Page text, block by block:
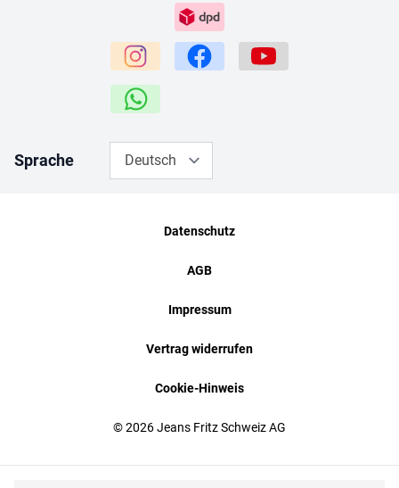
Sprache Deutsch
© 2026 Jeans Fritz Schweiz AG
Datenschutz
AGB
Impressum
Vertrag widerrufen
Cookie-Hinweis